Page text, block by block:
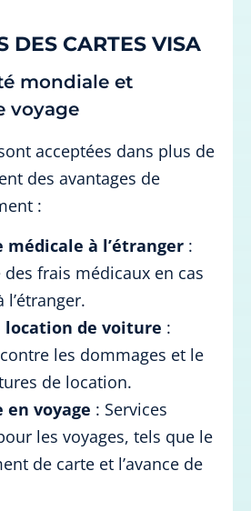
DES CARTES VISA
mondiale et
voyage
acceptées dans plus de
des avantages de
:
médicale à l’étranger :
des frais médicaux en cas
l’étranger.
location de voiture :
les dommages et le
de location.
en voyage : Services
les voyages, tels que le
de carte et l’avance de